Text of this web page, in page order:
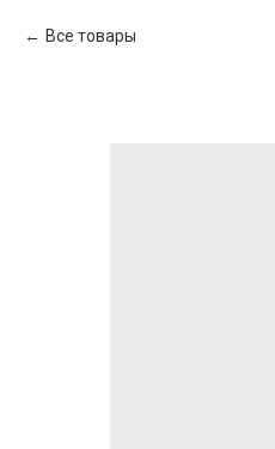
Все товары